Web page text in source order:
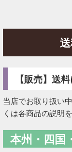
【販売】送
当店でお取り扱い
くは各商品の説明
本州・四国